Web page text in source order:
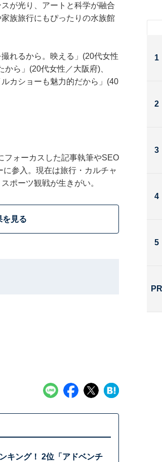
が光り、アートと科学が融合
族旅行にもぴったりの水族館
れるから。映える」(20代女性
ら」(20代女性／大阪府)、
カショーも魅力的だから」(40
フォーカスした記事執筆やSEO
参入。現在は旅行・カルチャ
ポーツ観戦が生きがい。
を見る
キング！ 2位「アドベンチ
1
2
3
4
5
PR